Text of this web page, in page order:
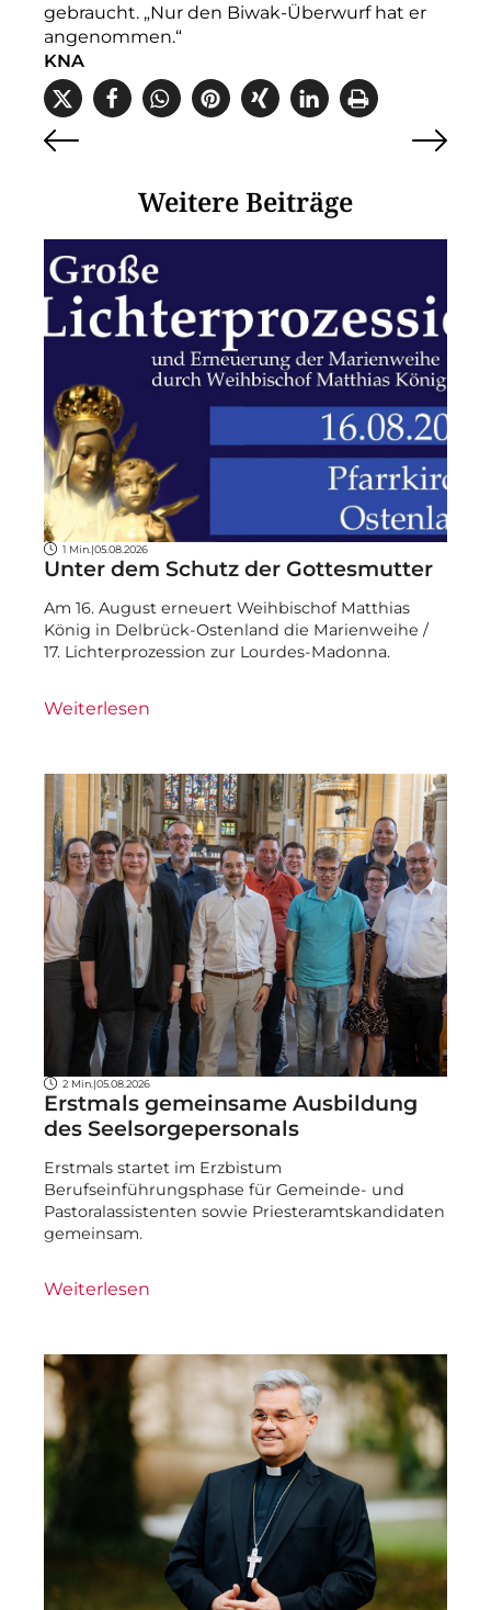
gebraucht. „Nur den Biwak-Überwurf hat er
angenommen.“
KNA
Weitere Beiträge
1 Min. |05.08.2026
Unter dem Schutz der Gottesmutter
Am 16. August erneuert Weihbischof Matthias
König in Delbrück-Ostenland die Marienweihe /
17. Lichterprozession zur Lourdes-Madonna.
Weiterlesen
2 Min. |05.08.2026
Erstmals gemeinsame Ausbildung
des Seelsorgepersonals
Erstmals startet im Erzbistum
Berufseinführungsphase für Gemeinde- und
Pastoralassistenten sowie Priesteramtskandidaten
gemeinsam.
Weiterlesen